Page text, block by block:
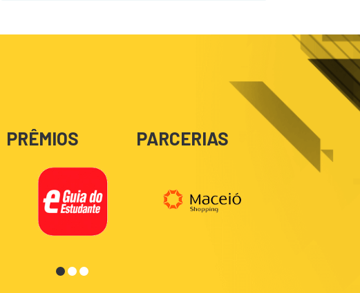
PRÊMIOS PARCERIAS